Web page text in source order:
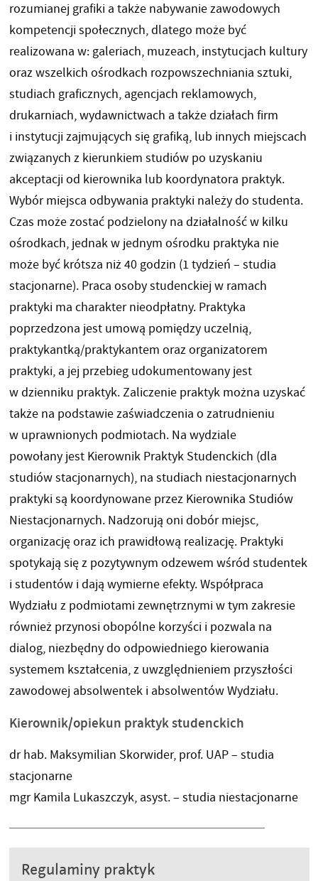
rozumianej grafiki a także nabywanie zawodowych
kompetencji społecznych, dlatego może być
realizowana w: galeriach, muzeach, instytucjach kultury
oraz wszelkich ośrodkach rozpowszechniania sztuki,
studiach graficznych, agencjach reklamowych,
drukarniach, wydawnictwach a także działach firm
i instytucji zajmujących się grafiką, lub innych miejscach
związanych z kierunkiem studiów po uzyskaniu
akceptacji od kierownika lub koordynatora praktyk.
Wybór miejsca odbywania praktyki należy do studenta.
Czas może zostać podzielony na działalność w kilku
ośrodkach, jednak w jednym ośrodku praktyka nie
może być krótsza niż 40 godzin (1 tydzień – studia
stacjonarne). Praca osoby studenckiej w ramach
praktyki ma charakter nieodpłatny. Praktyka
poprzedzona jest umową pomiędzy uczelnią,
praktykantką/praktykantem oraz organizatorem
praktyki, a jej przebieg udokumentowany jest
w dzienniku praktyk. Zaliczenie praktyk można uzyskać
także na podstawie zaświadczenia o zatrudnieniu
w uprawnionych podmiotach. Na wydziale
powołany jest Kierownik Praktyk Studenckich (dla
studiów stacjonarnych), na studiach niestacjonarnych
praktyki są koordynowane przez Kierownika Studiów
Niestacjonarnych. Nadzorują oni dobór miejsc,
organizację oraz ich prawidłową realizację. Praktyki
spotykają się z pozytywnym odzewem wśród studentek
i studentów i dają wymierne efekty. Współpraca
Wydziału z podmiotami zewnętrznymi w tym zakresie
również przynosi obopólne korzyści i pozwala na
dialog, niezbędny do odpowiedniego kierowania
systemem kształcenia, z uwzględnieniem przyszłości
zawodowej absolwentek i absolwentów Wydziału.
Kierownik/opiekun praktyk studenckich
dr hab. Maksymilian Skorwider, prof. UAP – studia
stacjonarne
mgr Kamila Lukaszczyk, asyst. – studia niestacjonarne
Regulaminy praktyk